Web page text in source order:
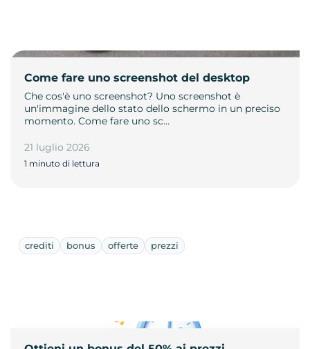
Come fare uno screenshot del desktop
Che cos'è uno screenshot? Uno screenshot è
un'immagine dello stato dello schermo in un preciso
momento. Come fare uno sc…
21 luglio 2026
1 minuto di lettura
crediti bonus offerte prezzi